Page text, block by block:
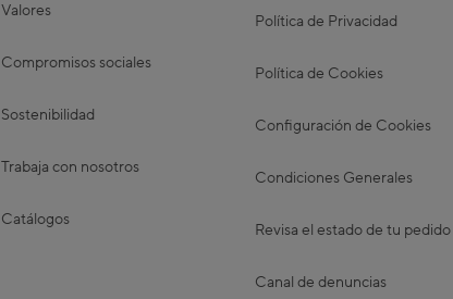
Valores
Compromisos sociales
Sostenibilidad
Trabaja con nosotros
Catálogos
Política de Privacidad
Política de Cookies
Configuración de Cookies
Condiciones Generales
Revisa el estado de tu pedido
Canal de denuncias